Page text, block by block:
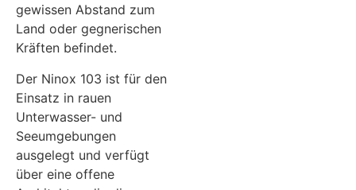
gewissen Abstand zum
Land oder gegnerischen
Kräften befindet.
Der Ninox 103 ist für den
Einsatz in rauen
Unterwasser- und
Seeumgebungen
ausgelegt und verfügt
über eine offene